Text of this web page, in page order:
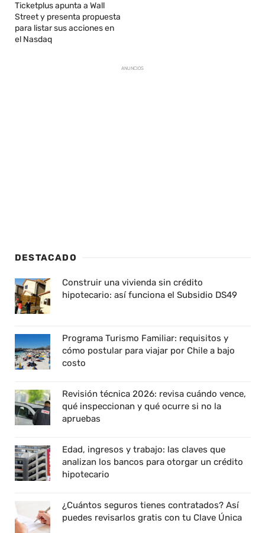
Ticketplus apunta a Wall
Street y presenta propuesta
para listar sus acciones en
el Nasdaq
ANUNCIOS
DESTACADO
Construir una vivienda sin crédito
hipotecario: así funciona el Subsidio DS49
Programa Turismo Familiar: requisitos y
cómo postular para viajar por Chile a bajo
costo
Revisión técnica 2026: revisa cuándo vence,
qué inspeccionan y qué ocurre si no la
apruebas
Edad, ingresos y trabajo: las claves que
analizan los bancos para otorgar un crédito
hipotecario
¿Cuántos seguros tienes contratados? Así
puedes revisarlos gratis con tu Clave Única